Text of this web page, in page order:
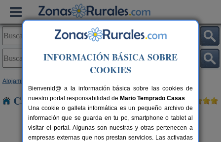
Alojamientos
Casas Rurales cerca de Fuentelsaz
INFORMACIÓN BÁSICA SOBRE
COOKIES
Bienvenid@ a la información básica sobre las cookies de
nuestro portal responsabilidad de Mario Temprado Casas.
Una cookie o galleta informática es un pequeño archivo de
información que se guarda en tu pc, smartphone o tablet al
visitar el portal. Algunas son nuestras y otras pertenecen a
empresas externas que nos prestan servicios. Las activadas